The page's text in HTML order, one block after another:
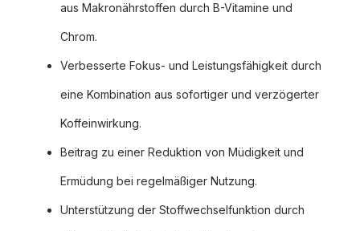
aus Makronährstoffen durch B-Vitamine und
Chrom.
Verbesserte Fokus- und Leistungsfähigkeit durch
eine Kombination aus sofortiger und verzögerter
Koffeinwirkung.
Beitrag zu einer Reduktion von Müdigkeit und
Ermüdung bei regelmäßiger Nutzung.
Unterstützung der Stoffwechselfunktion durch